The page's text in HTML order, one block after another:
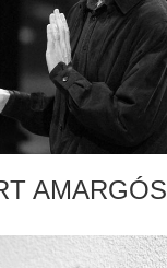
AMARGÓS